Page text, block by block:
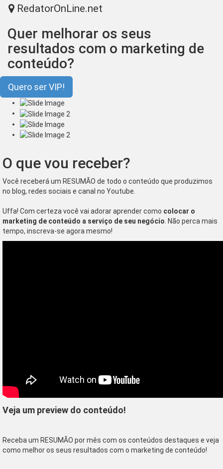
RedatorOnLine.net
Quer melhorar os seus
resultados com o marketing de
conteúdo?
Quero ser VIP!
O que vou receber?
Você receberá um RESUMÃO de todo o conteúdo que produzimos
no blog, redes sociais e canal no Youtube.
Uffa! Com certeza você vai adorar aprender como colocar o
marketing de conteúdo a serviço de seu negócio . Não perca mais
tempo, inscreva-se agora mesmo!
Veja um preview do conteúdo!
Receba um RESUMÃO por mês com os conteúdos destaques e veja
como melhor os seus resultados com o marketing de conteúdo!